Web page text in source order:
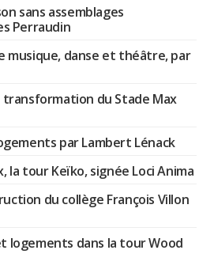
sans assemblages
Perraudin
musique, danse et théâtre, par
du Stade Max
par Lambert Lénack
la tour Keïko, signée Loci Anima
du collège François Villon
logements dans la tour Wood